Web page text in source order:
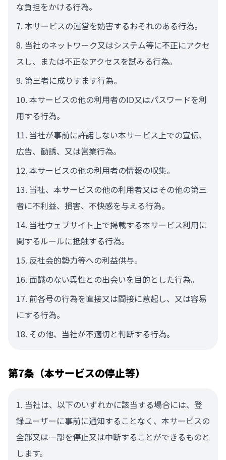
な負担をかける行為。
本サービスの運営を妨害するおそれのある行為。
当社のネットワーク又はシステム等に不正にアクセ
スし、または不正なアクセスを試みる行為。
第三者に成りすます行為。
本サービスの他の利用者のID又はパスワードを利
用する行為。
当社が事前に許諾しない本サービス上での宣伝、
広告、勧誘、又は営業行為。
本サービスの他の利用者の情報の収集。
当社、本サービスの他の利用者又はその他の第三
者に不利益、損害、不快感を与える行為。
当社ウェブサイト上で掲載する本サービス利用に
関するルールに抵触する行為。
反社会的勢力等への利益供与。
面識のない異性との出会いを目的とした行為。
前各号の行為を直接又は間接に惹起し、又は容易
にする行為。
その他、当社が不適切と判断する行為。
第7条（本サービスの停止等）
当社は、以下のいずれかに該当する場合には、登
録ユーザーに事前に通知することなく、本サービスの
全部又は一部を停止又は中断することができるものと
します。